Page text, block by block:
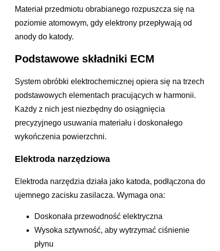
Materiał przedmiotu obrabianego rozpuszcza się na
poziomie atomowym, gdy elektrony przepływają od
anody do katody.
Podstawowe składniki ECM
System obróbki elektrochemicznej opiera się na trzech
podstawowych elementach pracujących w harmonii.
Każdy z nich jest niezbędny do osiągnięcia
precyzyjnego usuwania materiału i doskonałego
wykończenia powierzchni.
Elektroda narzędziowa
Elektroda narzędzia działa jako katoda, podłączona do
ujemnego zacisku zasilacza. Wymaga ona:
Doskonała przewodność elektryczna
Wysoka sztywność, aby wytrzymać ciśnienie
płynu